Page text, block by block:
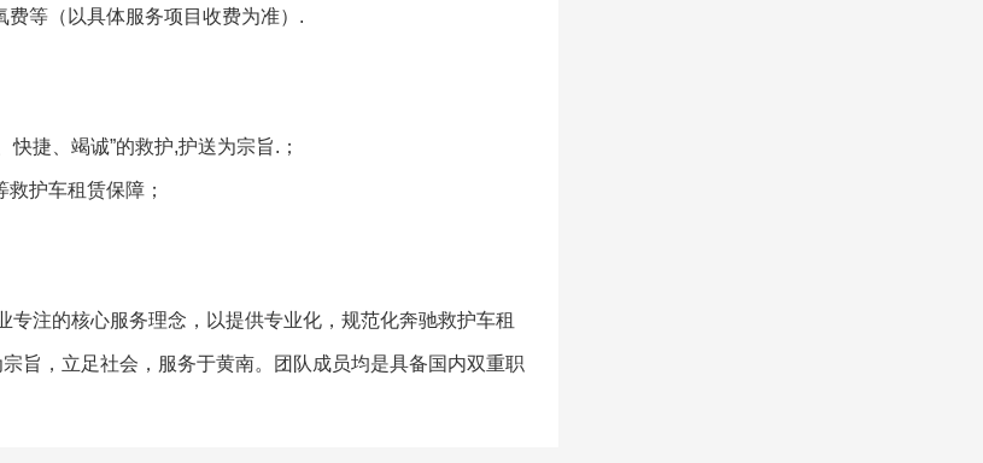
等（以具体服务项目收费为准）.
捷、竭诚”的救护,护送为宗旨.；
护车租赁保障；
注的核心服务理念，以提供专业化，规范化奔驰救护车租
旨，立足社会，服务于黄南。团队成员均是具备国内双重职